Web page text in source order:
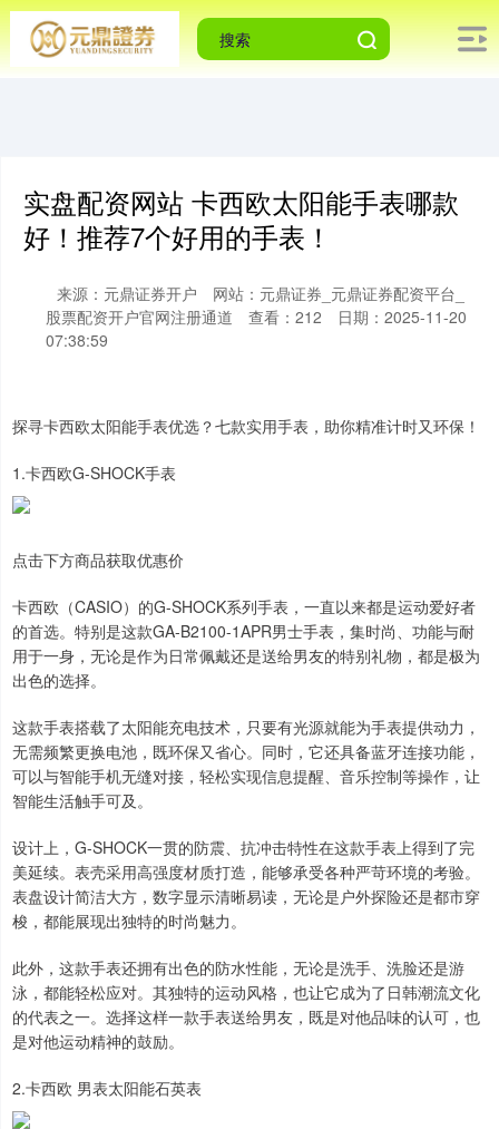
实盘配资网站 卡西欧太阳能手表哪款
好！推荐7个好用的手表！
来源：元鼎证券开户
网站：元鼎证券_元鼎证券配资平台_
股票配资开户官网注册通道
查看：212
日期：2025-11-20
07:38:59
探寻卡西欧太阳能手表优选？七款实用手表，助你精准计时又环保！
1.卡西欧G-SHOCK手表
点击下方商品获取优惠价
卡西欧（CASIO）的G-SHOCK系列手表，一直以来都是运动爱好者
的首选。特别是这款GA-B2100-1APR男士手表，集时尚、功能与耐
用于一身，无论是作为日常佩戴还是送给男友的特别礼物，都是极为
出色的选择。
这款手表搭载了太阳能充电技术，只要有光源就能为手表提供动力，
无需频繁更换电池，既环保又省心。同时，它还具备蓝牙连接功能，
可以与智能手机无缝对接，轻松实现信息提醒、音乐控制等操作，让
智能生活触手可及。
设计上，G-SHOCK一贯的防震、抗冲击特性在这款手表上得到了完
美延续。表壳采用高强度材质打造，能够承受各种严苛环境的考验。
表盘设计简洁大方，数字显示清晰易读，无论是户外探险还是都市穿
梭，都能展现出独特的时尚魅力。
此外，这款手表还拥有出色的防水性能，无论是洗手、洗脸还是游
泳，都能轻松应对。其独特的运动风格，也让它成为了日韩潮流文化
的代表之一。选择这样一款手表送给男友，既是对他品味的认可，也
是对他运动精神的鼓励。
2.卡西欧 男表太阳能石英表